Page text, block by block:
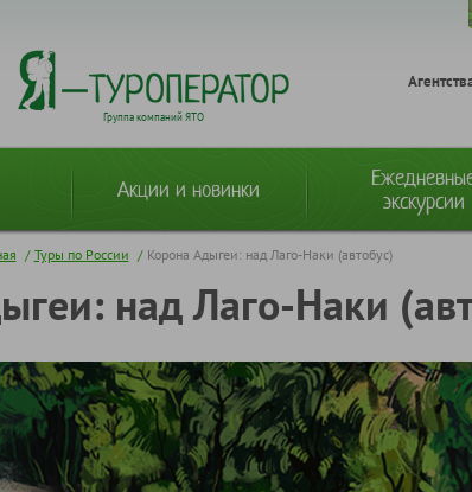
Группа компаний ЯТО
Акции и новинки
экскурсии
/ Туры по России / Корона Адыгеи: над Лаго-Наки (автобус)
над Лаго-Наки